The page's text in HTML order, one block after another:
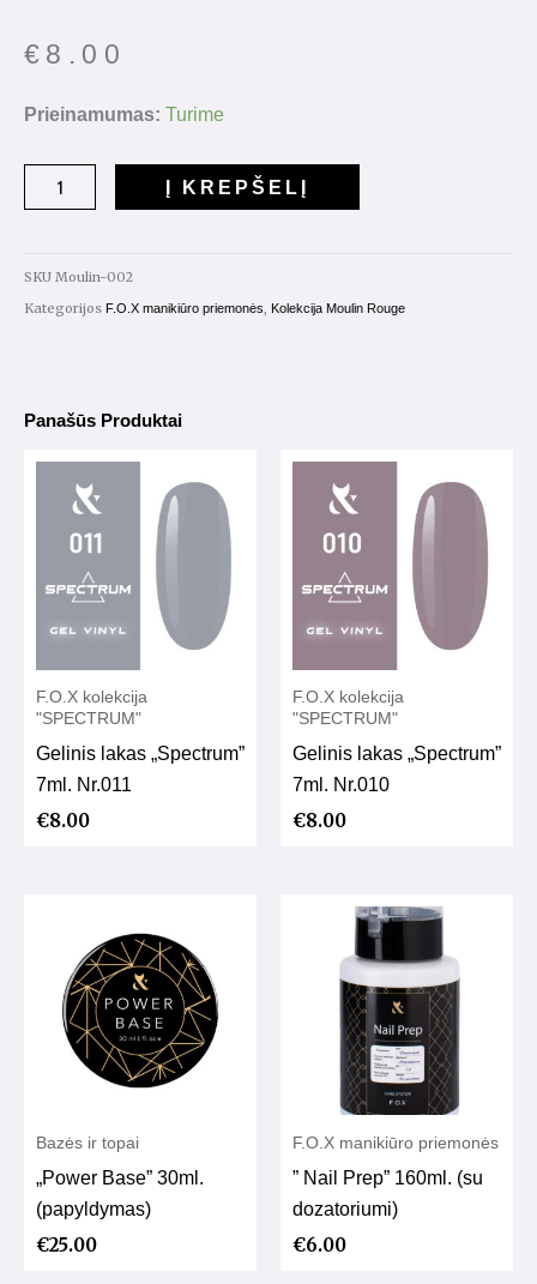
€ 8.00
Prieinamumas: Turime
produkto
Lakas
Rouge
Nr.001
Į KREPŠELĮ
SKU Moulin-002
Kategorijos F.O.X manikiūro priemonės Kolekcija Moulin Rouge
Panašūs Produktai
F.O.X kolekcija
"SPECTRUM"
Gelinis lakas „Spectrum”
7ml. Nr.011
€8.00
F.O.X kolekcija
"SPECTRUM"
Gelinis lakas „Spectrum”
7ml. Nr.010
€8.00
Bazės ir topai
„Power Base” 30ml.
(papyldymas)
€25.00
F.O.X manikiūro priemonės
” Nail Prep” 160ml. (su
dozatoriumi)
€6.00